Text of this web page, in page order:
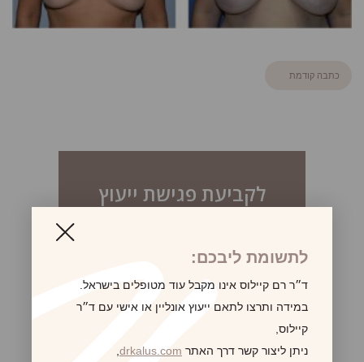
כתבה קודמת
לקביעת פגישת ייעוץ
לתשומת ליבכם:
ד״ר רם קיילוס אינו מקבל עוד מטופלים בישראל.
במידה ותרצו לתאם ייעוץ אונליין או אישי עם ד״ר
קיילוס,
ניתן ליצור קשר דרך האתר drkalus.com